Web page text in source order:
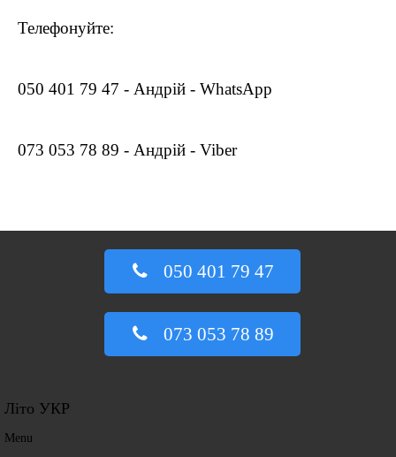
Телефонуйте:
050 401 79 47 - Андрій - WhatsApp
073 053 78 89 - Андрій - Viber
050 401 79 47
073 053 78 89
Літо УКР
Menu